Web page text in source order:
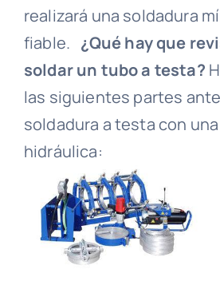
realizará una soldadura
fiable. ¿Qué hay que
soldar un tubo a testa?
las siguientes partes
soldadura a testa con
hidráulica: